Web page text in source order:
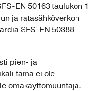
EN 50163 taulukon 1
ja ratasähköverkon
SFS-EN 50388-
pien- ja
tämä ei ole
omakäyttömuuntaja.